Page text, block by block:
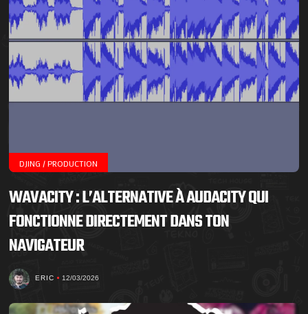
DJING / PRODUCTION
WAVACITY : L’ALTERNATIVE À AUDACITY QUI
FONCTIONNE DIRECTEMENT DANS TON
NAVIGATEUR
ERIC 12/03/2026